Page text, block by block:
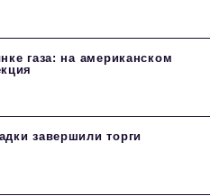
газа: на американском
завершили торги